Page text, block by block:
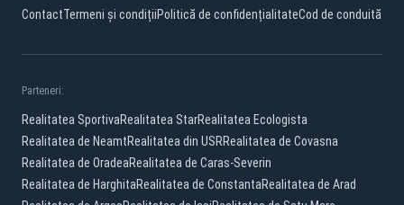
ContactTermeni și condițiiPolitică de confidențialitateCod de conduită
Parteneri:
Realitatea SportivaRealitatea StarRealitatea Ecologista
Realitatea de NeamtRealitatea din USRRealitatea de Covasna
Realitatea de OradeaRealitatea de Caras-Severin
Realitatea de HarghitaRealitatea de ConstantaRealitatea de Arad